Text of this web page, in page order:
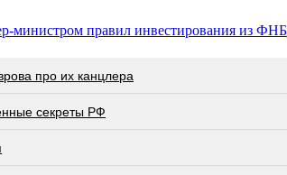
министром правил инвестирования из ФНБ
про их канцлера
секреты РФ